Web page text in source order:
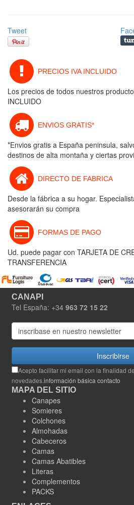
Tweet
PRECIOS IVA INCLUIDO
Los precios de todos nuestros
INCLUIDO
ENVIOS GRATIS*
*Envios gratis a España peninsula,
destinos de alta montaña y ciertas
DIRECTO DE FABRICA
Desde la fábrica a su hogar.
asesorarán su compra
FORMAS DE PAGO
Ud. puede pagar con TARJETA DE
TRANSFERENCIA
CANAPI
Tel España: +34 963 72 15 22
Inscribirse
Acepto facilitar mi email con la finalidad
novedades.información básica contacto
MAPA DEL SITIO
Canapes
Somieres
Colchones
Almohadas
Cabeceros
Camas
Camas Abatibles
Literas
Complementos
PACKS